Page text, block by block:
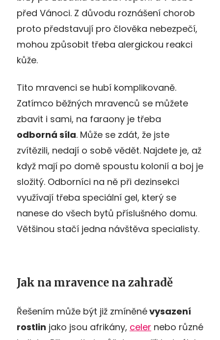
před Vánoci. Z důvodu roznášení chorob
proto představují pro člověka nebezpečí,
mohou způsobit třeba alergickou reakci
kůže.
Tito mravenci se hubí komplikovaně.
Zatímco běžných mravenců se můžete
zbavit i sami, na faraony je třeba
odborná síla. Může se zdát, že jste
zvítězili, nedají o sobě vědět. Najdete je, až
když mají po domě spoustu kolonií a boj je
složitý. Odborníci na ně při dezinsekci
využívají třeba speciální gel, který se
nanese do všech bytů příslušného domu.
Většinou stačí jedna návštěva specialisty.
Jak na mravence na zahradě
Řešením může být již zmíněnévysazení
rostlin jako jsou afrikány, celer nebo různé